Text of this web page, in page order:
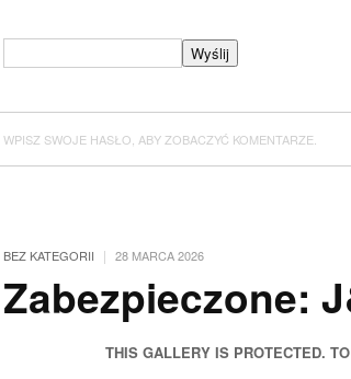
WPISZ SWOJE HASŁO, ABY ZOBACZYĆ KOMENTARZE.
BEZ KATEGORII | 28 MARCA 2026
Zabezpieczone:
THIS GALLERY IS PROTECTED.